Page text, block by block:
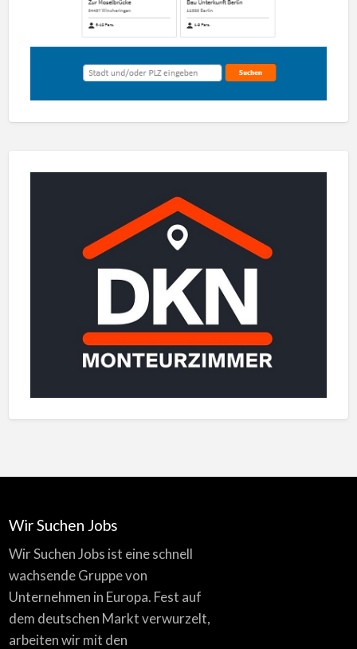
Wir Suchen Jobs
Wir Suchen Jobs ist eine schnell
wachsende Gruppe von
Unternehmen in Europa. Fest auf
dem deutschen Markt verwurzelt,
arbeiten wir mit den